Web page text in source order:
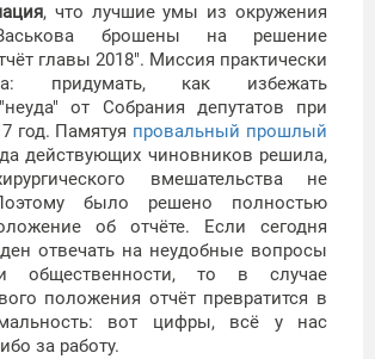
, что лучшие умы из окружения
брошены на решение
главы 2018". Миссия практически
придумать, как избежать
от Собрания депутатов при
год. Памятуя провальный прошлый
действующих чиновников решила,
вмешательства не
было решено полностью
об отчёте. Если сегодня
отвечать на неудобные вопросы
общественности, то в случае
положения отчёт превратится в
вот цифры, всё у нас
за работу.